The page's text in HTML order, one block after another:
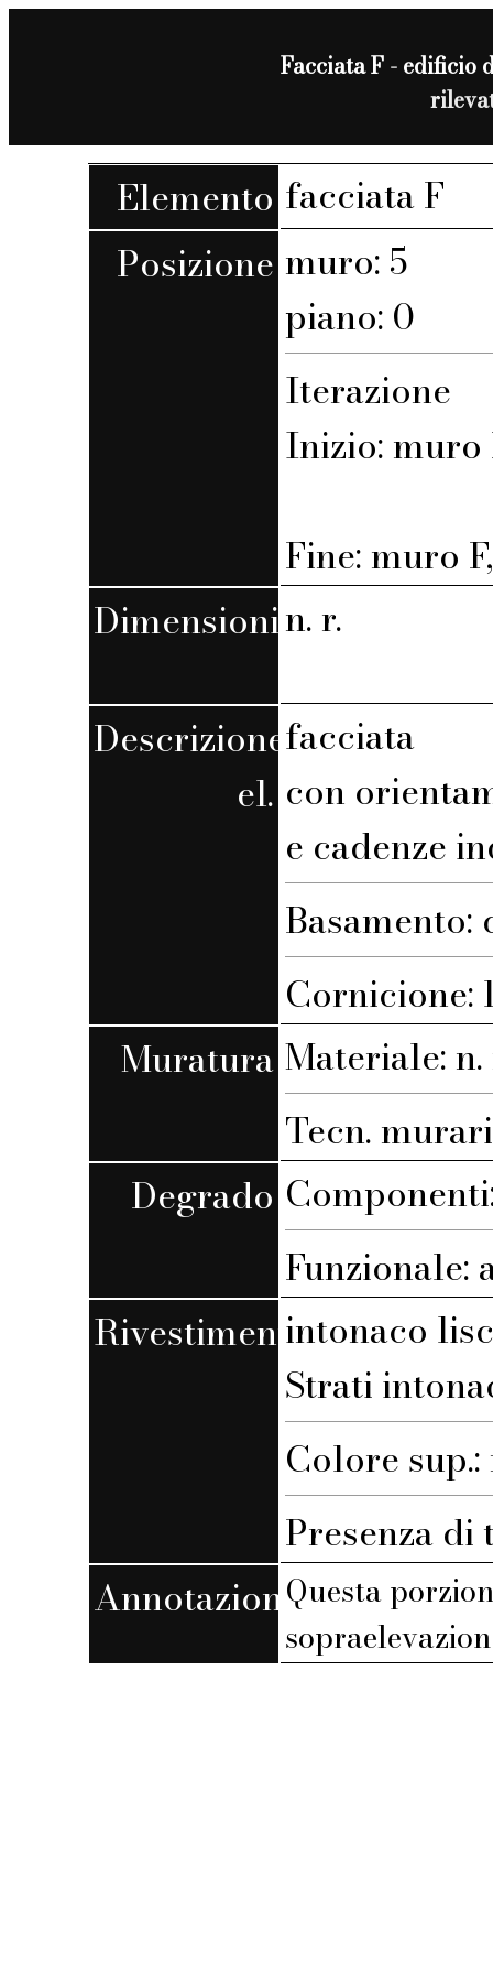
Facciata F - edificio
Elemento facciata F
Posizione muro: 5
piano: 0
Iterazione
Inizio: muro
Fine: muro
Dimensionin. r.
Descrizione
el.
facciata
con
e cadenze
Cornicione:
Muratura Materiale: n.
Tecn.
Degrado
Funzionale:
Rivestimentointonaco
Strati
Colore
Presenza
AnnotazioniQuesta